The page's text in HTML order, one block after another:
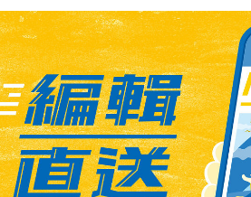
變遷已深刻影響糧食安全、公共健康
中仍未出現專屬於氣候與地球系統的
益搜尋引擎Ecosia近期向瑞典皇家科
個「諾貝爾氣候與地球健康獎」（
Health）。